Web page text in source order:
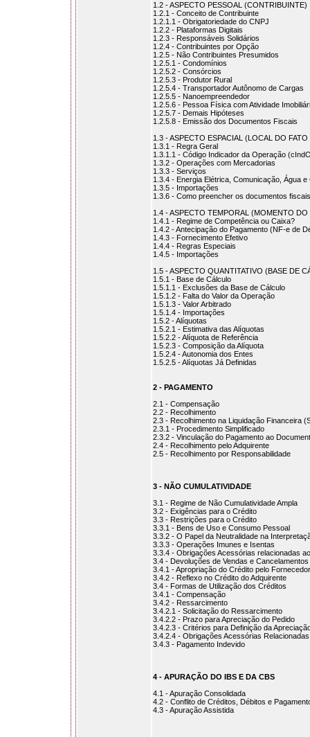
1.2 - ASPECTO PESSOAL (CONTRIBUINTE)
1.2.1 - Conceito de Contribuinte
1.2.1.1 - Obrigatoriedade do CNPJ
1.2.2 - Plataformas Digitais
1.2.3 - Responsáveis Solidários
1.2.4 - Contribuintes por Opção
1.2.5 - Não Contribuintes Presumidos
1.2.5.1 - Condomínios
1.2.5.2 - Consórcios
1.2.5.3 - Produtor Rural
1.2.5.4 - Transportador Autônomo de Cargas
1.2.5.5 - Nanoempreendedor
1.2.5.6 - Pessoa Física com Atividade
1.2.5.7 - Demais Hipóteses
1.2.5.8 - Emissão dos Documentos Fiscais
1.3 - ASPECTO ESPACIAL (LOCAL DO
1.3.1 - Regra Geral
1.3.1.1 - Código Indicador da Operação
1.3.2 - Operações com Mercadorias
1.3.3 - Serviços
1.3.4 - Energia Elétrica, Comunicação, Água
1.3.5 - Importações
1.3.6 - Como preencher os documentos fiscais
1.4 - ASPECTO TEMPORAL (MOMENTO
1.4.1 - Regime de Competência ou Caixa?
1.4.2 - Antecipação do Pagamento (NF-e de
1.4.3 - Fornecimento Efetivo
1.4.4 - Regras Especiais
1.4.5 - Importações
1.5 - ASPECTO QUANTITATIVO (BASE DE
1.5.1 - Base de Cálculo
1.5.1.1 - Exclusões da Base de Cálculo
1.5.1.2 - Falta do Valor da Operação
1.5.1.3 - Valor Arbitrado
1.5.1.4 - Importações
1.5.2 - Alíquotas
1.5.2.1 - Estimativa das Alíquotas
1.5.2.2 - Alíquota de Referência
1.5.2.3 - Composição da Alíquota
1.5.2.4 - Autonomia dos Entes
1.5.2.5 - Alíquotas Já Definidas
2 - PAGAMENTO
2.1 - Compensação
2.2 - Recolhimento
2.3 - Recolhimento na Liquidação Financeira
2.3.1 - Procedimento Simplificado
2.3.2 - Vinculação do Pagamento ao
2.4 - Recolhimento pelo Adquirente
2.5 - Recolhimento por Responsabilidade
3 - NÃO CUMULATIVIDADE
3.1 - Regime de Não Cumulatividade Ampla
3.2 - Exigências para o Crédito
3.3 - Restrições para o Crédito
3.3.1 - Bens de Uso e Consumo Pessoal
3.3.2 - O Papel da Neutralidade na
3.3.3 - Operações Imunes e Isentas
3.3.4 - Obrigações Acessórias relacionadas
3.4 - Devoluções de Vendas e Cancelamentos
3.4.1 - Apropriação do Crédito pelo Fornecedor
3.4.2 - Reflexo no Crédito do Adquirente
3.4 - Formas de Utilização dos Créditos
3.4.1 - Compensação
3.4.2 - Ressarcimento
3.4.2.1 - Solicitação do Ressarcimento
3.4.2.2 - Prazo para Apreciação do Pedido
3.4.2.3 - Critérios para Definição da
3.4.2.4 - Obrigações Acessórias
3.4.3 - Pagamento Indevido
4 - APURAÇÃO DO IBS E DA CBS
4.1 - Apuração Consolidada
4.2 - Conflito de Créditos, Débitos e
4.3 - Apuração Assistida